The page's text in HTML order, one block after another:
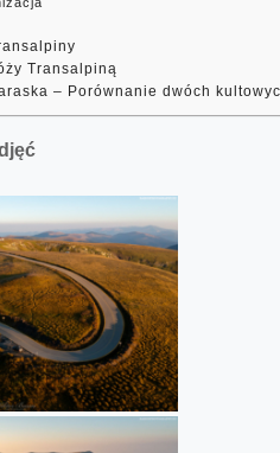
Transalpiną
– Porównanie dwóch